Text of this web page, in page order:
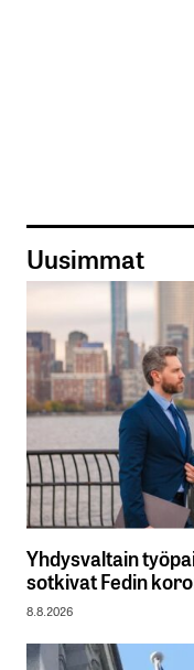
Uusimmat
Yhdysvaltain
sotkivat Fedin
8.8.2026